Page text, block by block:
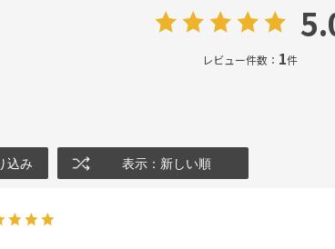
レビュー件数： 1件
込み 表示：新しい順